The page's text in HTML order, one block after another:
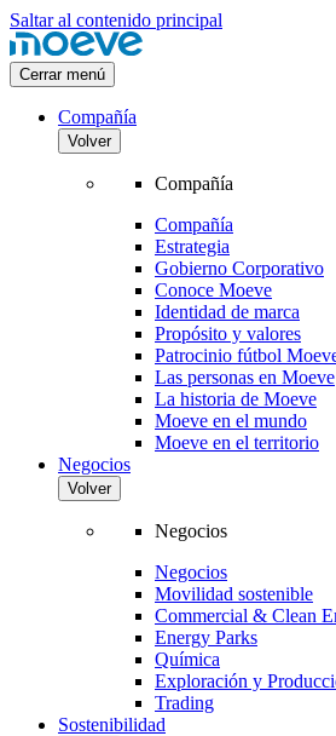
Saltar al contenido principal
Cerrar menú
Compañía
Volver
Compañía
Compañía
Estrategia
Gobierno Corporativo
Conoce Moeve
Identidad de marca
Propósito y valores
Patrocinio fútbol
Las personas en Moeve
La historia de Moeve
Moeve en el mundo
Moeve en el territorio
Negocios
Volver
Negocios
Negocios
Movilidad sostenible
Commercial & Clean
Energy Parks
Química
Exploración y
Trading
Sostenibilidad